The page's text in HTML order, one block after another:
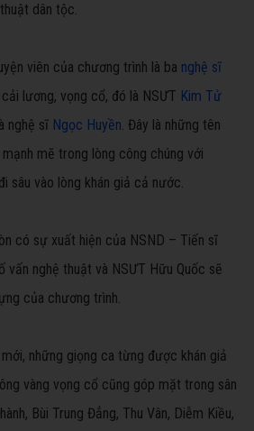
dân tộc.
viên của chương trình là ba nghệ sĩ
lương, vọng cổ, đó là NSƯT Kim Tử
nghệ sĩ Ngọc Huyền. Đây là những tên
mẽ trong lòng công chúng với
sâu vào lòng khán giả cả nước.
có sự xuất hiện của NSND – Tiến sĩ
vấn nghệ thuật và NSƯT Hữu Quốc sẽ
của chương trình.
những giọng ca từng được khán giả
vàng vọng cổ cũng góp mặt trong sân
Bùi Trung Đẳng, Thu Vân, Diễm Kiều,